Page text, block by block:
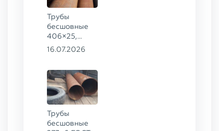
Трубы
бесшовные
406×25,
325×20,
09Г2С
16.07.2026
Трубы
бесшовные